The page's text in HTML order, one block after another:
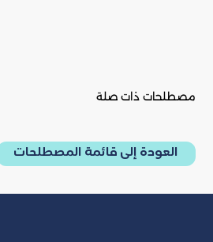
مصطلحات ذات صلة
العودة إلى قائمة المصطلحات